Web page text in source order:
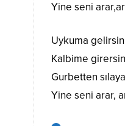
Yine seni
Uykuma
Kalbime
Gurbetten
Yine seni arar,